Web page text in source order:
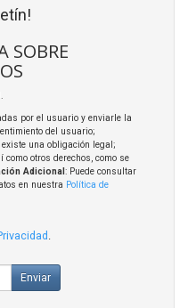
SOBRE
por el usuario y enviarle la
del usuario;
una obligación legal;
otros derechos, como se
Adicional : Puede consultar
en nuestra Política de
Enviar